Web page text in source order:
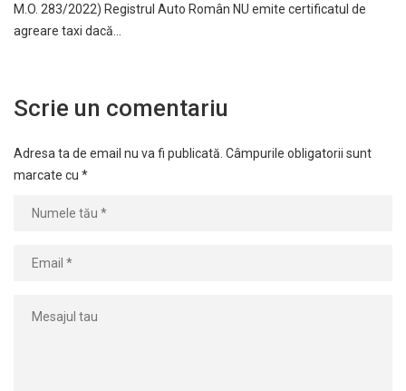
M.O. 283/2022) Registrul Auto Român NU emite certificatul de
agreare taxi dacă…
Scrie un comentariu
Adresa ta de email nu va fi publicată. Câmpurile obligatorii sunt
marcate cu *